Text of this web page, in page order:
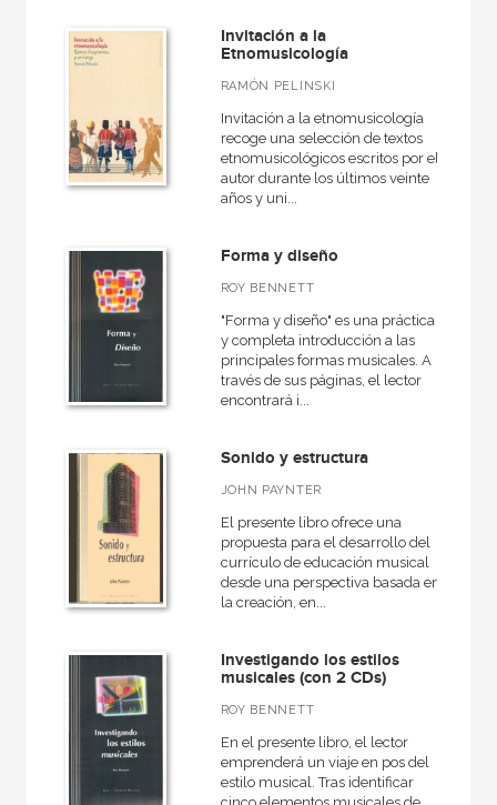
Invitación a la
Etnomusicología
RAMÓN PELINSKI
Invitación a la etnomusicología
recoge una selección de textos
etnomusicológicos escritos por el
autor durante los últimos veinte
años y uni...
Forma y diseño
ROY BENNETT
"Forma y diseño" es una práctica
y completa introducción a las
principales formas musicales. A
través de sus páginas, el lector
encontrará i...
Sonido y estructura
JOHN PAYNTER
El presente libro ofrece una
propuesta para el desarrollo del
currículo de educación musical
desde una perspectiva basada en
la creación, en...
Investigando los estilos
musicales (con 2 CDs)
ROY BENNETT
En el presente libro, el lector
emprenderá un viaje en pos del
estilo musical. Tras identificar